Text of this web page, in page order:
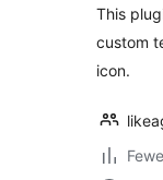
This
custom
icon.